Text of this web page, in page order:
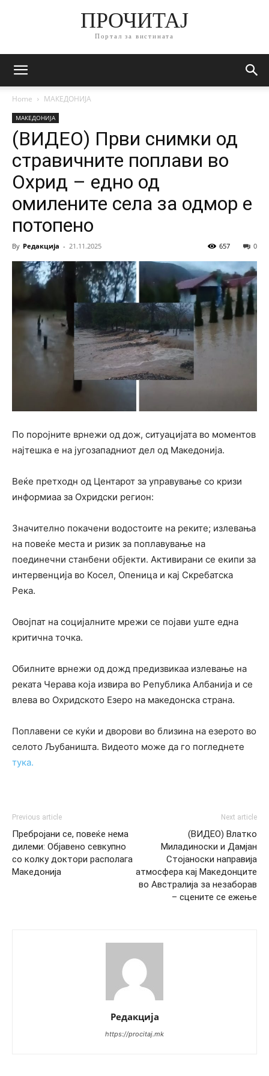
ПРОЧИТАЈ
Портал за вистината
Home МАКЕДОНИЈА
МАКЕДОНИЈА
(ВИДЕО) Први снимки од
стравичните поплави во
Охрид – едно од
омилените села за одмор е
потопено
By Редакција - 21.11.2025 0
657
По поројните врнежи од дож, ситуацијата во моментов
најтешка е на југозападниот дел од Македонија.
Веќе претходн од Центарот за управување со кризи
информиаа за Охридски регион:
Значително покачени водостоите на реките; излевања
на повеќе места и ризик за поплавување на
поединечни станбени објекти. Активирани се екипи за
интервенција во Косел, Опеница и кај Скребатска
Река.
Овојпат на социјалните мрежи се појави уште една
критична точка.
Обилните врнежи од дожд предизвикаа излевање на
реката Черава која извира во Република Албанија и се
влева во Охридското Езеро на македонска страна.
Поплавени се куќи и дворови во близина на езерото во
селото Љубаништа. Видеото може да го погледнете
тука.
Previous article
Пребројани се, повеќе нема
дилеми: Објавено севкупно
со колку доктори располага
Македонија
Next article
(ВИДЕО) Влатко
Миладиноски и Дамјан
Стојаноски направија
атмосфера кај Македонците
во Австралија за незаборав
– сцените се ежење
Редакција
https://procitaj.mk